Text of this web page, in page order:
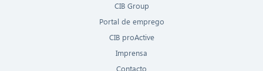
CIB Group
Portal de emprego
CIB proActive
Imprensa
Contacto